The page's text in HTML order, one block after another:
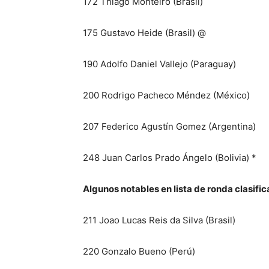
175 Gustavo Heide (Brasil) @
190 Adolfo Daniel Vallejo (Paraguay)
200 Rodrigo Pacheco Méndez (México)
207 Federico Agustín Gomez (Argentina)
248 Juan Carlos Prado Ángelo (Bolivia) *
Algunos notables en lista de ronda
211 Joao Lucas Reis da Silva (Brasil)
220 Gonzalo Bueno (Perú)